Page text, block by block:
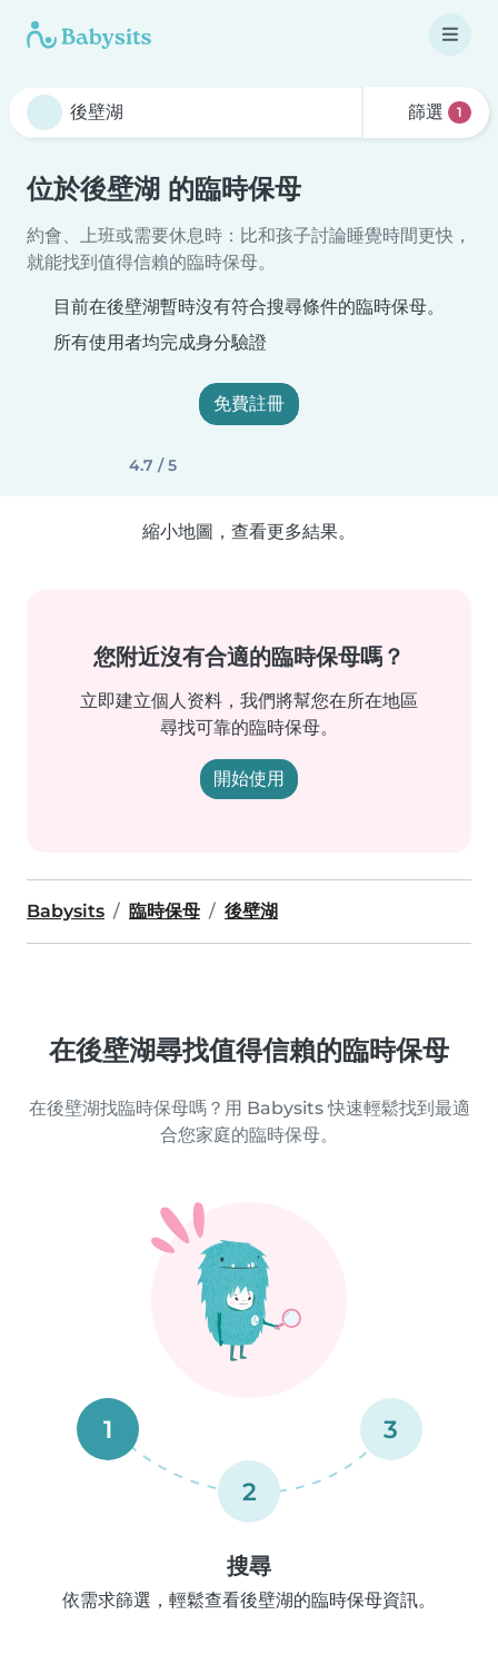
篩選 1
位於後壁湖 的臨時保母
約會、上班或需要休息時：比和孩子討論睡覺時間更快，
就能找到值得信賴的臨時保母。
目前在後壁湖暫時沒有符合搜尋條件的臨時保母。
所有使用者均完成身分驗證
免費註冊
4.7 / 5
縮小地圖，查看更多結果。
您附近沒有合適的臨時保母嗎？
立即建立個人资料，我們將幫您在所在地區
尋找可靠的臨時保母。
開始使用
Babysits 臨時保母 後壁湖
在後壁湖尋找值得信賴的臨時保母
在後壁湖找臨時保母嗎？用 Babysits 快速輕鬆找到最適
合您家庭的臨時保母。
1
2
3
搜尋
依需求篩選，輕鬆查看後壁湖的臨時保母資訊。